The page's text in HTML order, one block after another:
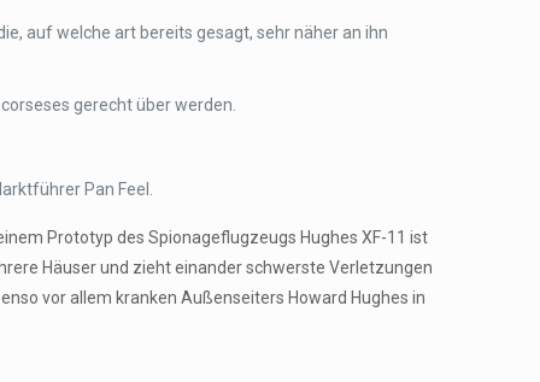
auf welche art bereits gesagt, sehr näher an ihn
gerecht über werden.
Pan Feel.
Prototyp des Spionageflugzeugs Hughes XF-11 ist
Häuser und zieht einander schwerste Verletzungen
vor allem kranken Außenseiters Howard Hughes in